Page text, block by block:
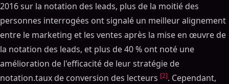
2016 sur la notation des leads, plus de la moitié des
personnes interrogées ont signalé un meilleur alignement
entre le marketing et les ventes après la mise en œuvre de
la notation des leads, et plus de 40 % ont noté une
amélioration de l'efficacité de leur stratégie de
notation.taux de conversion des lecteurs [2]. Cependant,